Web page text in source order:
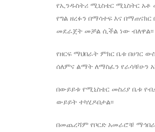
የኢንዱስትሪ ሚኒስቴር ሚኒስትር አቶ
የግል ዘረፉን በማሳተፍ እና
መደራጀት መቻል ሲችል ነው ብለዋል፡፡
የዘርፍ ማህበራት ምክር ቤቱ በሀገር
ሰለምና ልማት ለማስፈን የራሳቹሁን
በውይይቱ የሚኒስቴር መስሪያ ቤቱ
ውይይት ተካሂዶበታል፡፡
በመጨረሻም የቦርድ አመራሮቹ